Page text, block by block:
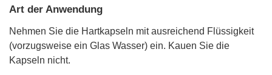
Art der Anwendung
Nehmen Sie die Hartkapseln mit ausreichend Flüssigkeit
(vorzugsweise ein Glas Wasser) ein. Kauen Sie die
Kapseln nicht.